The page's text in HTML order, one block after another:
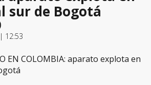
sur de Bogotá
12:53